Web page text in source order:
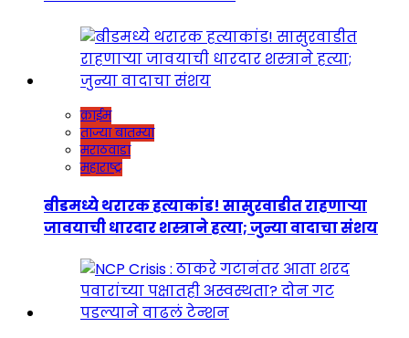
क्राईम
ताज्या बातम्या
मराठवाडा
महाराष्ट्र
बीडमध्ये थरारक हत्याकांड! सासुरवाडीत राहणाऱ्या
जावयाची धारदार शस्त्राने हत्या; जुन्या वादाचा संशय